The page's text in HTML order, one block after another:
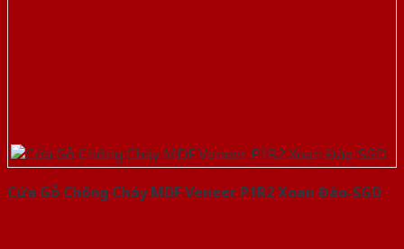
Cửa Gỗ Chống Cháy MDF Veneer P1R2 Xoan Đào-SGD